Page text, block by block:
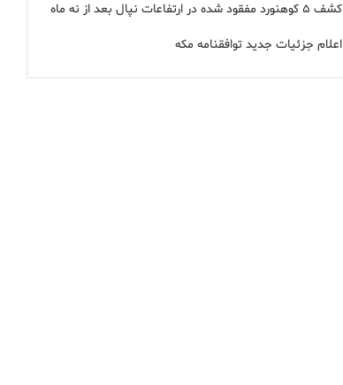
کشف ۵ کوهنورد مفقود شده در ارتفاعات نپال بعد از نه ماه
اعلام جزئیات جدید توافقنامه مکه